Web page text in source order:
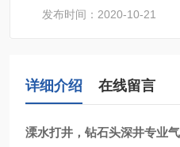
发布时间：2020-10-21
详细介绍 在线留言
溧水打井，钻石头深井专业